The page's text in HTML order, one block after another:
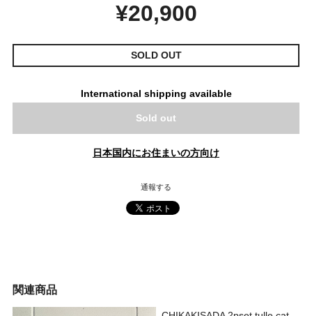
¥20,900
SOLD OUT
International shipping available
Sold out
日本国内にお住まいの方向け
通報する
関連商品